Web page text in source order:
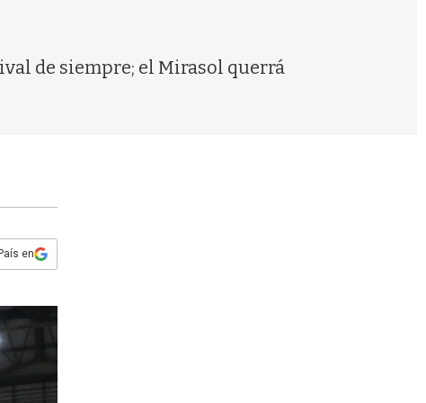
de siempre; el Mirasol querrá
en